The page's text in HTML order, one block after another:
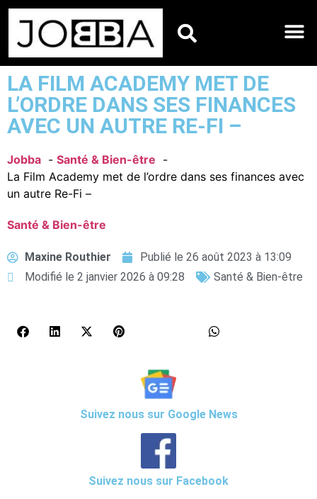
LA FILM ACADEMY MET DE
L’ORDRE DANS SES FINANCES
AVEC UN AUTRE RE-FI –
Jobba
Santé & Bien-être
La Film Academy met de l’ordre dans ses finances avec
un autre Re-Fi –
Santé & Bien-être
Maxine Routhier Publié le 26 août 2023 à 13:09
Modifié le 2 janvier 2026 à 09:28
Santé & Bien-être
Suivez nous sur Google News
Suivez nous sur Facebook